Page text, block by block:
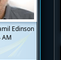
Edinson
AM